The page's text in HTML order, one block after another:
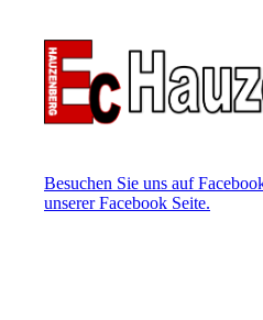
Besuchen Sie uns auf
unserer Facebook Seite.